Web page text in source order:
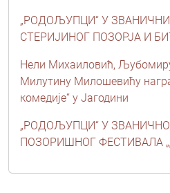
„РОДОЉУПЦИ“ У
СТЕРИЈИНОГ ПОЗОРЈА И
Нели Михаиловић,
Милутину Милошевићу
комедије“ у Јагодини
„РОДОЉУПЦИ“ У
ПОЗОРИШНОГ ФЕСТИВАЛА